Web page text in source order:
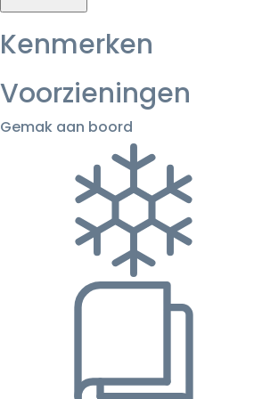
Kenmerken
Voorzieningen
Gemak aan boord